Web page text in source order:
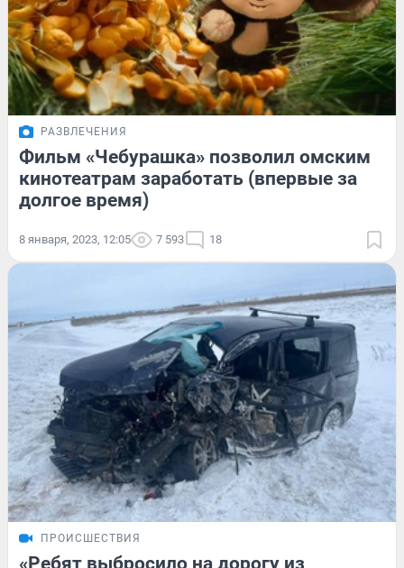
РАЗВЛЕЧЕНИЯ
Фильм «Чебурашка» позволил омским
кинотеатрам заработать (впервые за
долгое время)
8 января, 2023, 12:05 7 593 18
ПРОИСШЕСТВИЯ
«Ребят выбросило на дорогу из